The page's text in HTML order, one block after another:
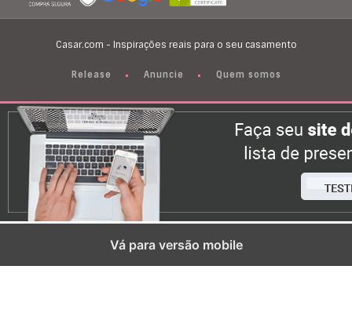
Casar.com - Inspirações reais para o seu casamento
Release Anuncie Quem somos
Vá para versão mobile